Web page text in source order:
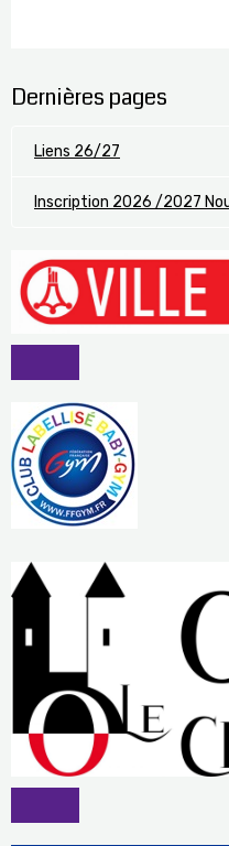
Dernières pages
Liens 26/27
Inscription 2026 /2027